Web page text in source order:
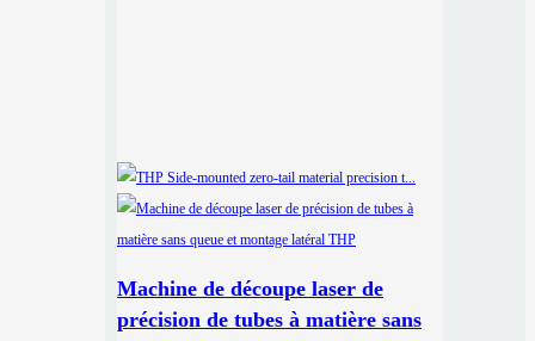
Machine de découpe laser de
précision de tubes à matière sans